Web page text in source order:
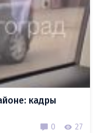
кадры
0 27